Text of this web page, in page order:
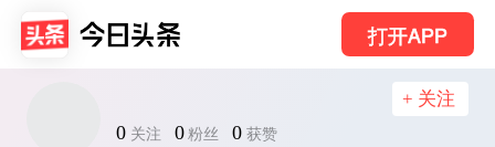
打开APP
0 关注 0 粉丝 0 获赞
+ 关注